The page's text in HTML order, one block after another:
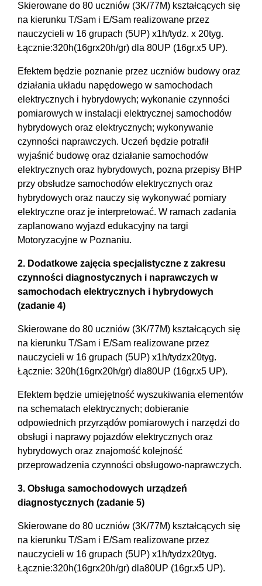
Skierowane do 80 uczniów (3K/77M) kształcących się
na kierunku T/Sam i E/Sam realizowane przez
nauczycieli w 16 grupach (5UP) x1h/tydz. x 20tyg.
Łącznie:320h(16grx20h/gr) dla 80UP (16gr.x5 UP).
Efektem będzie poznanie przez uczniów budowy oraz
działania układu napędowego w samochodach
elektrycznych i hybrydowych; wykonanie czynności
pomiarowych w instalacji elektrycznej samochodów
hybrydowych oraz elektrycznych; wykonywanie
czynności naprawczych. Uczeń będzie potrafił
wyjaśnić budowę oraz działanie samochodów
elektrycznych oraz hybrydowych, pozna przepisy BHP
przy obsłudze samochodów elektrycznych oraz
hybrydowych oraz nauczy się wykonywać pomiary
elektryczne oraz je interpretować. W ramach zadania
zaplanowano wyjazd edukacyjny na targi
Motoryzacyjne w Poznaniu.
2. Dodatkowe zajęcia specjalistyczne z zakresu
czynności diagnostycznych i naprawczych w
samochodach elektrycznych i hybrydowych
(zadanie 4)
Skierowane do 80 uczniów (3K/77M) kształcących się
na kierunku T/Sam i E/Sam realizowane przez
nauczycieli w 16 grupach (5UP) x1h/tydzx20tyg.
Łącznie: 320h(16grx20h/gr) dla80UP (16gr.x5 UP).
Efektem będzie umiejętność wyszukiwania elementów
na schematach elektrycznych; dobieranie
odpowiednich przyrządów pomiarowych i narzędzi do
obsługi i naprawy pojazdów elektrycznych oraz
hybrydowych oraz znajomość kolejność
przeprowadzenia czynności obsługowo-naprawczych.
3. Obsługa samochodowych urządzeń
diagnostycznych (zadanie 5)
Skierowane do 80 uczniów (3K/77M) kształcących się
na kierunku T/Sam i E/Sam realizowane przez
nauczycieli w 16 grupach (5UP) x1h/tydzx20tyg.
Łącznie:320h(16grx20h/gr) dla80UP (16gr.x5 UP).